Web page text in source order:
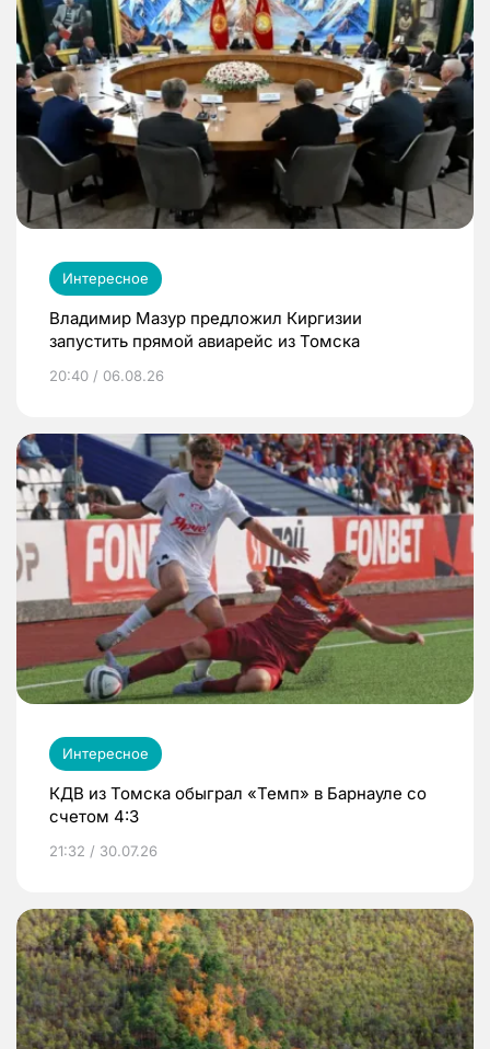
Интересное
Владимир Мазур предложил Киргизии
запустить прямой авиарейс из Томска
20:40 / 06.08.26
Интересное
КДВ из Томска обыграл «Темп» в Барнауле со
счетом 4:3
21:32 / 30.07.26